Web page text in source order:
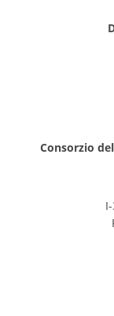
Consorzio